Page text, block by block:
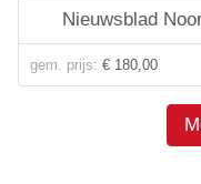
Nieuwsblad
gem. prijs: € 180,00